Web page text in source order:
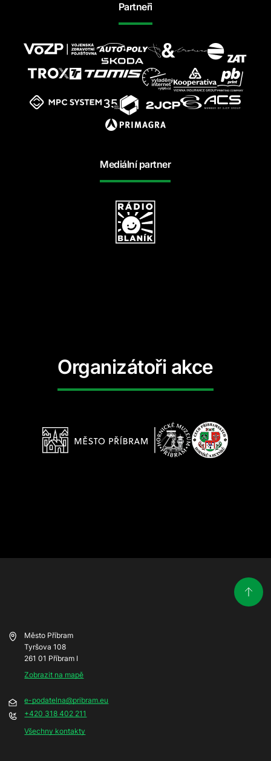
Partneři
Mediální partner
Organizátoři akce
Město Příbram
Tyršova 108
261 01 Příbram I
Zobrazit na mapě
e-podatelna@pribram.eu
+420 318 402 211
Všechny kontakty